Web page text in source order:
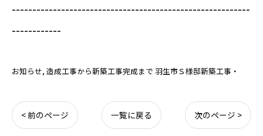
----------------------------------------------------------
------------
お知らせ 造成工事から新築工事完成まで 羽生市Ｓ様邸新築工事・
< 前のページ 一覧に戻る 次のページ >